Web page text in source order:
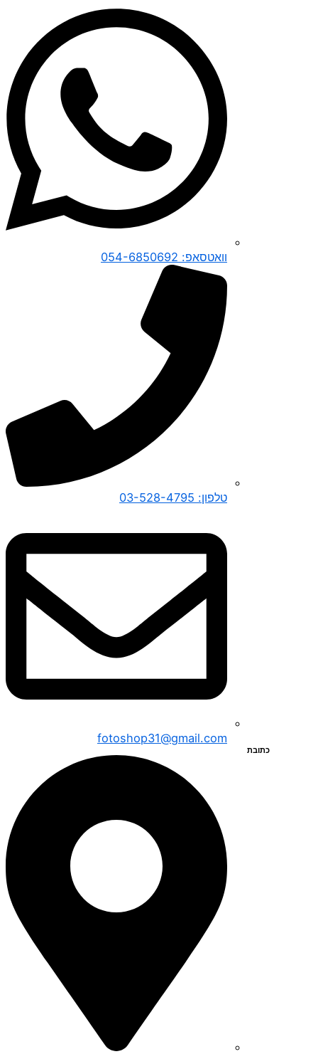
וואטסאפ: 054-6850692
טלפון: 03-528-4795
fotoshop31@gmail.com
כתובת